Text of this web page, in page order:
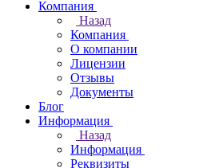
Компания
Назад
Компания
О компании
Лицензии
Отзывы
Документы
Блог
Информация
Назад
Информация
Реквизиты